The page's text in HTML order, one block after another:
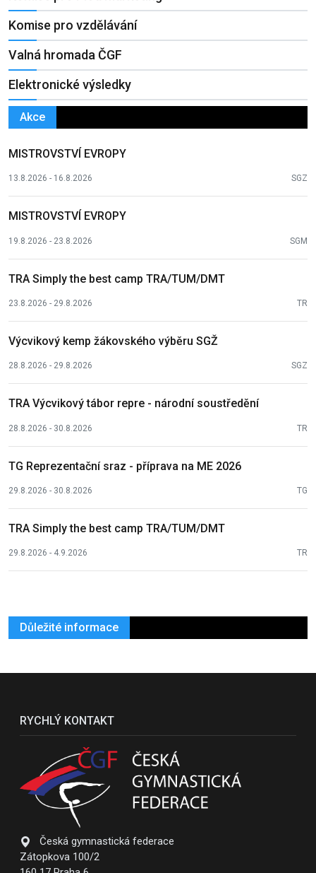
Komise pro vzdělávání
Valná hromada ČGF
Elektronické výsledky
Akce
MISTROVSTVÍ EVROPY
13.8.2026 - 16.8.2026 SGZ
MISTROVSTVÍ EVROPY
19.8.2026 - 23.8.2026 SGM
TRA Simply the best camp TRA/TUM/DMT
23.8.2026 - 29.8.2026 TR
Výcvikový kemp žákovského výběru SGŽ
28.8.2026 - 29.8.2026 SGZ
TRA Výcvikový tábor repre - národní soustředění
28.8.2026 - 30.8.2026 TR
TG Reprezentační sraz - příprava na ME 2026
29.8.2026 - 30.8.2026 TG
TRA Simply the best camp TRA/TUM/DMT
29.8.2026 - 4.9.2026 TR
Důležité informace
RYCHLÝ KONTAKT
Česká gymnastická federace
Zátopkova 100/2